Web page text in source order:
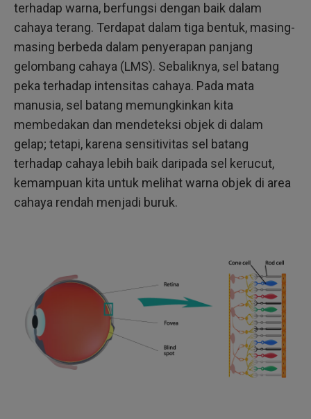
terhadap warna, berfungsi dengan baik dalam
cahaya terang. Terdapat dalam tiga bentuk, masing-
masing berbeda dalam penyerapan panjang
gelombang cahaya (LMS). Sebaliknya, sel batang
peka terhadap intensitas cahaya. Pada mata
manusia, sel batang memungkinkan kita
membedakan dan mendeteksi objek di dalam
gelap; tetapi, karena sensitivitas sel batang
terhadap cahaya lebih baik daripada sel kerucut,
kemampuan kita untuk melihat warna objek di area
cahaya rendah menjadi buruk.